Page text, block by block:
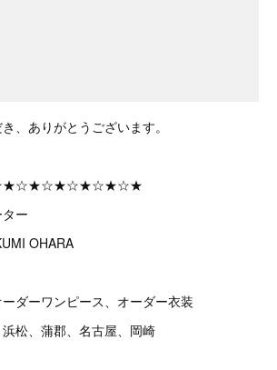
、ありがとうございます。
ー
OHARA
ダーワンピース、オーダー衣装
松、蒲郡、名古屋、岡崎